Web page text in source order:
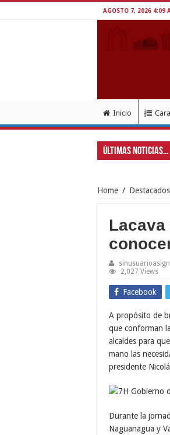
AGOSTO 7, 2026 4:09
Inicio
Últimas Noticias...
Home / Destacados
2,027 Views
Facebook
A propósito de
que conforman
alcaldes para
mano las
presidente
Durante la
Naguanagua y